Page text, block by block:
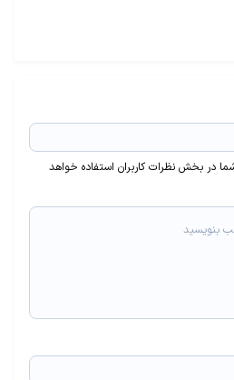
در بخش نظرات کاربران استفاده خواهد